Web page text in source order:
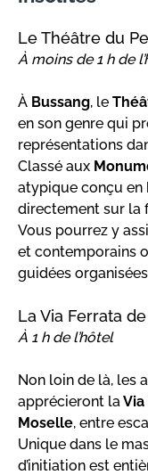
Le Théâtre du
À moins de 1 h de
À Bussang, le
en son genre qui
représentations
Classé aux
atypique conçu en
directement sur la
Vous pourrez y
et contemporains
guidées
La Via Ferrata
À 1 h de l’hôtel
Non loin de là, les
apprécieront la
Moselle, entre
Unique dans le
d’initiation est